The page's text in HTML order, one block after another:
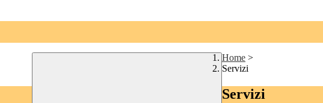
Home >
Servizi
Servizi